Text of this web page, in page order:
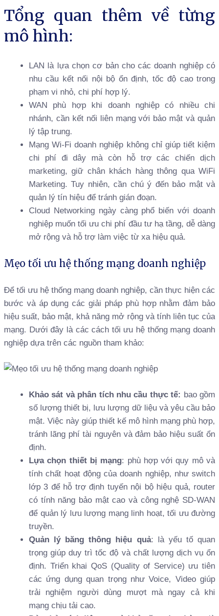
Tổng quan thêm về từng
mô hình:
LAN là lựa chọn cơ bản cho các doanh nghiệp có
nhu cầu kết nối nội bộ ổn định, tốc độ cao trong
phạm vi nhỏ, chi phí hợp lý.
WAN phù hợp khi doanh nghiệp có nhiều chi
nhánh, cần kết nối liên mạng với bảo mật và quản
lý tập trung.
Mạng Wi-Fi doanh nghiệp không chỉ giúp tiết kiệm
chi phí đi dây mà còn hỗ trợ các chiến dịch
marketing, giữ chân khách hàng thông qua WiFi
Marketing. Tuy nhiên, cần chú ý đến bảo mật và
quản lý tín hiệu để tránh gián đoạn.
Cloud Networking ngày càng phổ biến với doanh
nghiệp muốn tối ưu chi phí đầu tư hạ tầng, dễ dàng
mở rộng và hỗ trợ làm việc từ xa hiệu quả.
Mẹo tối ưu hệ thống mạng doanh nghiệp
Để tối ưu hệ thống mạng doanh nghiệp, cần thực hiện các
bước và áp dụng các giải pháp phù hợp nhằm đảm bảo
hiệu suất, bảo mật, khả năng mở rộng và tính liên tục của
mạng. Dưới đây là các cách tối ưu hệ thống mạng doanh
nghiệp dựa trên các nguồn tham khảo:
Khảo sát và phân tích nhu cầu thực tế: bao gồm
số lượng thiết bị, lưu lượng dữ liệu và yêu cầu bảo
mật. Việc này giúp thiết kế mô hình mạng phù hợp,
tránh lãng phí tài nguyên và đảm bảo hiệu suất ổn
định.
Lựa chọn thiết bị mạng: phù hợp với quy mô và
tính chất hoạt động của doanh nghiệp, như switch
lớp 3 để hỗ trợ định tuyến nội bộ hiệu quả, router
có tính năng bảo mật cao và công nghệ SD-WAN
để quản lý lưu lượng mạng linh hoạt, tối ưu đường
truyền.
Quản lý băng thông hiệu quả: là yếu tố quan
trọng giúp duy trì tốc độ và chất lượng dịch vụ ổn
định. Triển khai QoS (Quality of Service) ưu tiên
các ứng dụng quan trọng như Voice, Video giúp
trải nghiệm người dùng mượt mà ngay cả khi
mạng chịu tải cao.